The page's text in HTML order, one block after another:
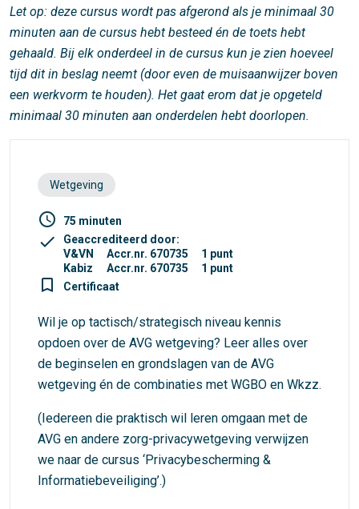
Let op: deze cursus wordt pas afgerond als je minimaal 30
minuten aan de cursus hebt besteed én de toets hebt
gehaald. Bij elk onderdeel in de cursus kun je zien hoeveel
tijd dit in beslag neemt (door even de muisaanwijzer boven
een werkvorm te houden). Het gaat erom dat je opgeteld
minimaal 30 minuten aan onderdelen hebt doorlopen.
Wetgeving
access_time 75 minuten
check
Geaccrediteerd door:
V&VN
Accr.nr. 670735
1 punt
Kabiz
Accr.nr. 670735 1 punt
turned_in_not Certificaat
Wil je op tactisch/strategisch niveau kennis
opdoen over de AVG wetgeving? Leer alles over
de beginselen en grondslagen van de AVG
wetgeving én de combinaties met WGBO en Wkzz.
(Iedereen die praktisch wil leren omgaan met de
AVG en andere zorg-privacywetgeving verwijzen
we naar de cursus ‘Privacybescherming &
Informatiebeveiliging’.)